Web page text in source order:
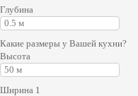
Глубина
Какие размеры у Вашей кухни?
Высота
Ширина 1